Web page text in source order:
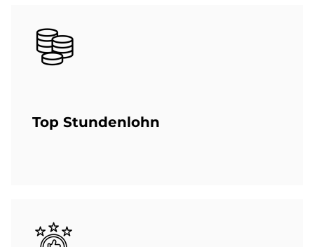
Bild
Top Stun­den­lohn
Bild